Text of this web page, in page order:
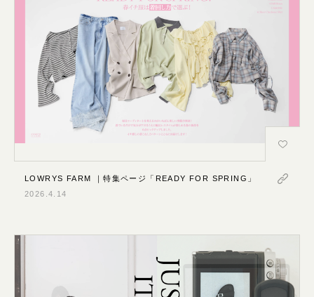
LOWRYS FARM ｜特集ページ「READY FOR SPRING」
2026.4.14